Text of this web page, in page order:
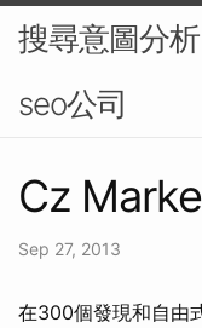
搜尋意圖分
seo公司
Cz
Sep 27, 2013
在300個發現和自由